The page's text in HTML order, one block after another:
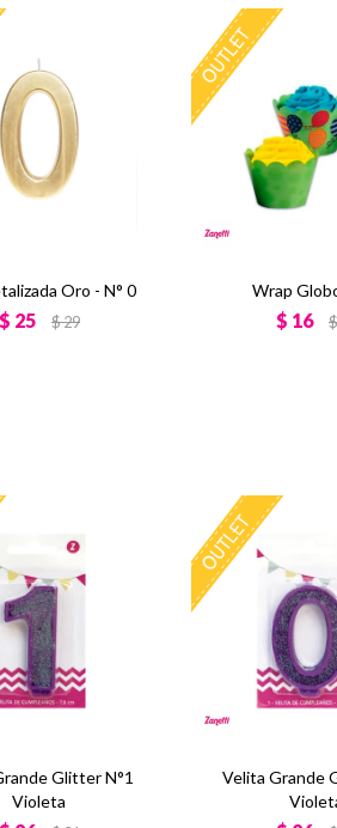
Oro - N° 0
$ 25 $29
Wrap
$ 16 $
Glitter N°1
Violeta
Velita Grande